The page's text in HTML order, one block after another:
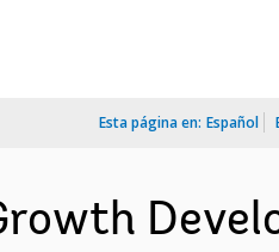
Esta página en: Español